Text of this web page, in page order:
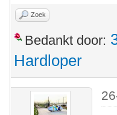
Zoek
Bedankt door:
Hardloper